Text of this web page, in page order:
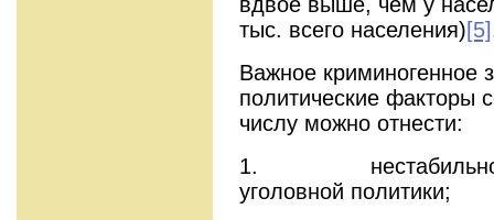
тыс. всего населения)[5]
Важное криминогенное
политические факторы
числу можно отнести:
1. нестабильность
уголовной политики;